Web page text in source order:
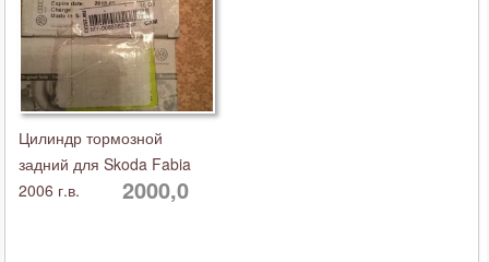
Цилиндр тормозной
задний для Skoda Fabia
2006 г.в.
2000,0